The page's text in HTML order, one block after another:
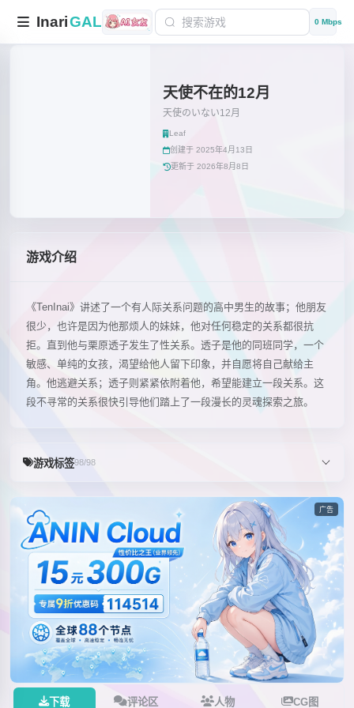
InariGAL 0 Mbps
天使不在的12月
天使のいない12月
Leaf
创建于 2025年4月13日
更新于 2026年8月8日
游戏介绍
《TenInai》讲述了一个有人际关系问题的高中男生的故事；他朋友
很少，也许是因为他那烦人的妹妹，他对任何稳定的关系都很抗
拒。直到他与栗原透子发生了性关系。透子是他的同班同学，一个
敏感、单纯的女孩，渴望给他人留下印象，并自愿将自己献给主
角。他逃避关系；透子则紧紧依附着他，希望能建立一段关系。这
段不寻常的关系很快引导他们踏上了一段漫长的灵魂探索之旅。
游戏标签98/98
广告
下载 评论区 人物 CG图